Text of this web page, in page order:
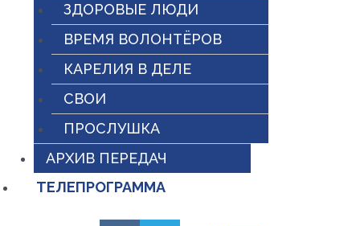
ЗДОРОВЫЕ ЛЮДИ
ВРЕМЯ ВОЛОНТЁРОВ
КАРЕЛИЯ В ДЕЛЕ
СВОИ
ПРОСЛУШКА
АРХИВ ПЕРЕДАЧ
ТЕЛЕПРОГРАММА